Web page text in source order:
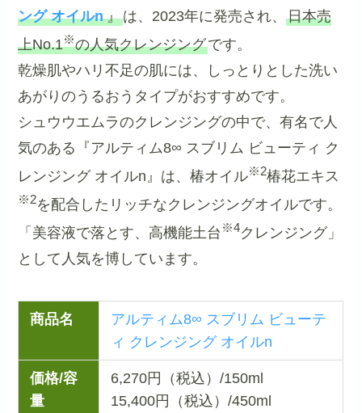
ング オイルn 』は、2023年に発売され、日本売
上No.1※の人気クレンジングです。
乾燥肌やハリ不足の肌には、しっとりとした洗い
あがりのうるおうタイプがおすすめです。
シュウウエムラのクレンジングの中で、有名で人
気のある『アルティム8∞ スブリム ビューティ ク
レンジング オイルn』は、椿オイル※2椿花エキス
※2を配合したリッチなクレンジングオイルです。
「美容液で落とす、高機能土台 ※4クレンジング」
として人気を博しています。
商品名
アルティム8∞ スブリム ビューテ
ィ クレンジング オイルn
価格/容
量
6,270円（税込）/150ml
15,400円（税込）/450ml